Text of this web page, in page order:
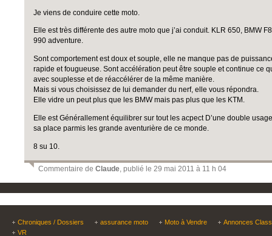
Je viens de conduire cette moto.
Elle est très différente des autre moto que j’ai conduit. KLR 650, BMW
990 adventure.
Sont comportement est doux et souple, elle ne manque pas de
rapide et fougueuse. Sont accélération peut être souple et continue ce
avec souplesse et de réaccélérer de la même manière.
Mais si vous choisissez de lui demander du nerf, elle vous répondra.
Elle vidre un peut plus que les BMW mais pas plus que les KTM.
Elle est Générallement équilibrer sur tout les acpect D’une double
sa place parmis les grande aventurière de ce monde.
8 su 10.
Commentaire de Claude , publié le 29 mai 2011 à 11 h 04
Chroniques / Dossiers assurance moto Moto à Vendre
Annonces
VR